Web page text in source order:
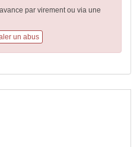
par virementou via une
un abus